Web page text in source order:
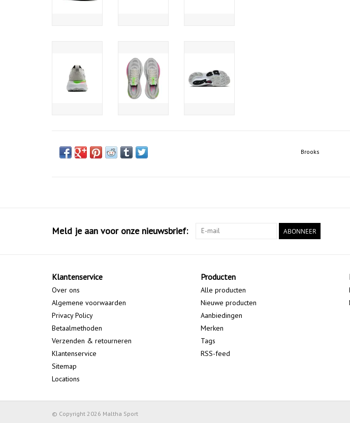
Brooks
Meld je aan voor onze nieuwsbrief: ABONNEER
Klantenservice
Over ons
Algemene voorwaarden
Privacy Policy
Betaalmethoden
Verzenden & retourneren
Klantenservice
Sitemap
Locations
Producten
Alle producten
Nieuwe producten
Aanbiedingen
Merken
Tags
RSS-feed
© Copyright 2026 Maltha Sport